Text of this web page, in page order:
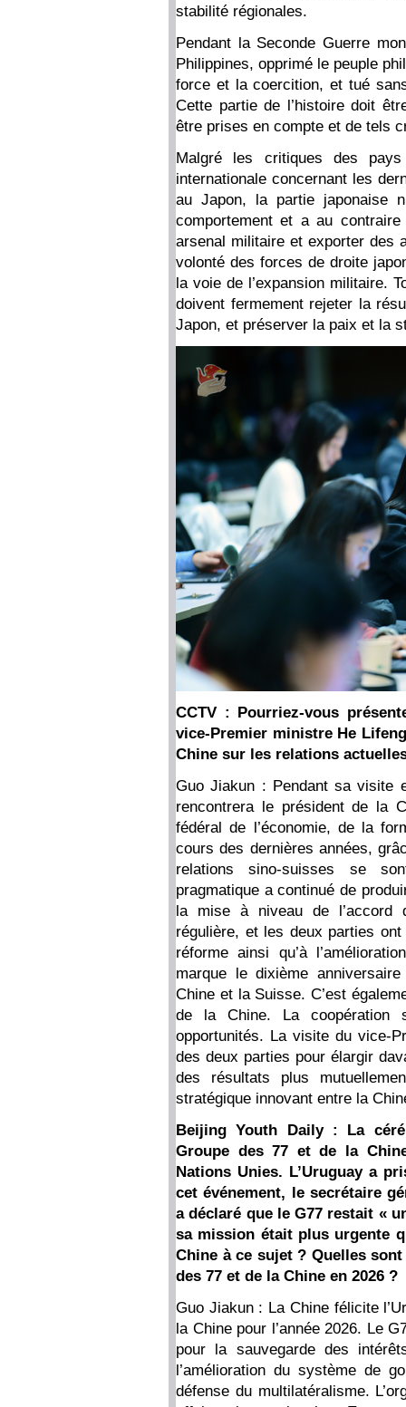
stabilité régionales.
Pendant la Seconde Guerre
Philippines, opprimé le peuple
force et la coercition, et tué
Cette partie de l’histoire doit
être prises en compte et de tels
Malgré les critiques des
internationale concernant les
au Japon, la partie japonaise
comportement et a au
arsenal militaire et exporter des
volonté des forces de droite
la voie de l’expansion militaire.
doivent fermement rejeter la
Japon, et préserver la paix et la
CCTV : Pourriez-vous
vice-Premier ministre He
Chine sur les relations
Guo Jiakun : Pendant sa visite
rencontrera le président de la
fédéral de l’économie, de la
cours des dernières années,
relations sino-suisses se
pragmatique a continué de
la mise à niveau de l’accord
régulière, et les deux parties
réforme ainsi qu’à
marque le dixième
Chine et la Suisse. C’est
de la Chine. La coopération
opportunités. La visite du vice-
des deux parties pour élargir
des résultats plus
stratégique innovant entre la
Beijing Youth Daily : La
Groupe des 77 et de la
Nations Unies. L’Uruguay a
cet événement, le secrétaire
a déclaré que le G77 restait «
sa mission était plus urgente
Chine à ce sujet ? Quelles
des 77 et de la Chine en 2026 ?
Guo Jiakun : La Chine félicite
la Chine pour l’année 2026. Le
pour la sauvegarde des
l’amélioration du système de
défense du multilatéralisme.